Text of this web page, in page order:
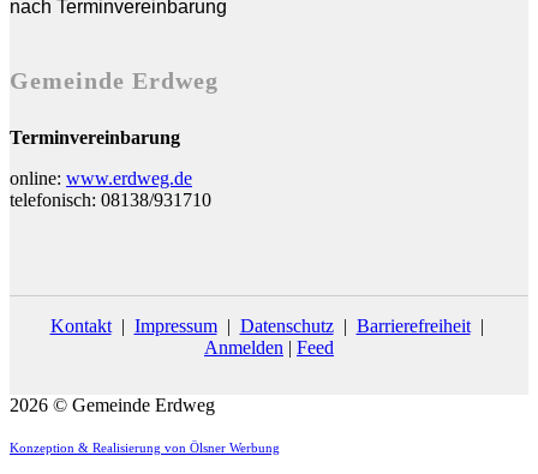
nach Terminvereinbarung
Gemeinde Erdweg
Terminvereinbarung
online: www.erdweg.de
telefonisch: 08138/931710
Kontakt| Impressum| Datenschutz| Barrierefreiheit|
Anmelden | Feed
2026 © Gemeinde Erdweg
Konzeption & Realisierung von Ölsner Werbung